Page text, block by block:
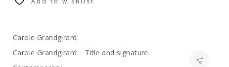
Carole Grandgirard.
Carole Grandgirard. Title and signature.